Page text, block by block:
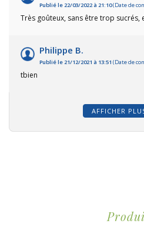
Publié le 22/03/2022 à 21:10(Date de
Très goûteux, sans être trop sucrés,
Philippe B.
Publié le 21/12/2021 à 13:51 (Date de
tbien
AFFICHER